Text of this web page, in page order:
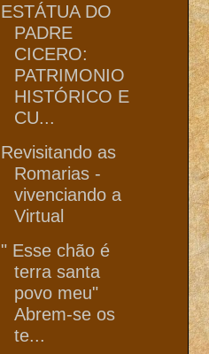
ESTÁTUA DO
PADRE
CICERO:
PATRIMONIO
HISTÓRICO E
CU...
Revisitando as
Romarias -
vivenciando a
Virtual
" Esse chão é
terra santa
povo meu"
Abrem-se os
te...